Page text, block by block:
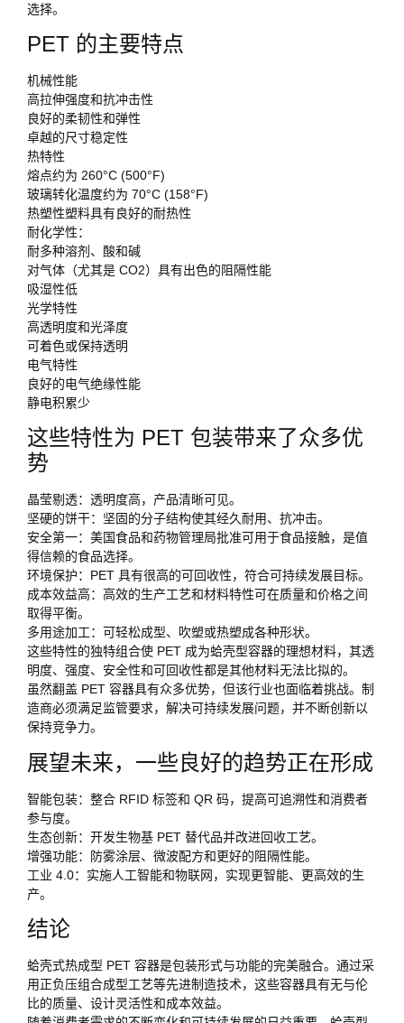
选择。
PET 的主要特点
机械性能
高拉伸强度和抗冲击性
良好的柔韧性和弹性
卓越的尺寸稳定性
热特性
熔点约为 260°C (500°F)
玻璃转化温度约为 70°C (158°F)
热塑性塑料具有良好的耐热性
耐化学性：
耐多种溶剂、酸和碱
对气体（尤其是 CO2）具有出色的阻隔性能
吸湿性低
光学特性
高透明度和光泽度
可着色或保持透明
电气特性
良好的电气绝缘性能
静电积累少
这些特性为 PET 包装带来了众多优
势
晶莹剔透：透明度高，产品清晰可见。
坚硬的饼干：坚固的分子结构使其经久耐用、抗冲击。
安全第一：美国食品和药物管理局批准可用于食品接触，是值
得信赖的食品选择。
环境保护：PET 具有很高的可回收性，符合可持续发展目标。
成本效益高：高效的生产工艺和材料特性可在质量和价格之间
取得平衡。
多用途加工：可轻松成型、吹塑或热塑成各种形状。
这些特性的独特组合使 PET 成为蛤壳型容器的理想材料，其透
明度、强度、安全性和可回收性都是其他材料无法比拟的。
虽然翻盖 PET 容器具有众多优势，但该行业也面临着挑战。制
造商必须满足监管要求，解决可持续发展问题，并不断创新以
保持竞争力。
展望未来，一些良好的趋势正在形成
智能包装：整合 RFID 标签和 QR 码，提高可追溯性和消费者
参与度。
生态创新：开发生物基 PET 替代品并改进回收工艺。
增强功能：防雾涂层、微波配方和更好的阻隔性能。
工业 4.0：实施人工智能和物联网，实现更智能、更高效的生
产。
结论
蛤壳式热成型 PET 容器是包装形式与功能的完美融合。通过采
用正负压组合成型工艺等先进制造技术，这些容器具有无与伦
比的质量、设计灵活性和成本效益。